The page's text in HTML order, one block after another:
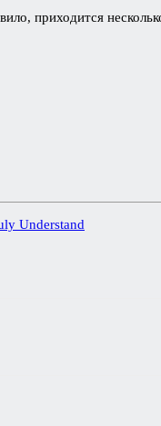
приходится
Understand